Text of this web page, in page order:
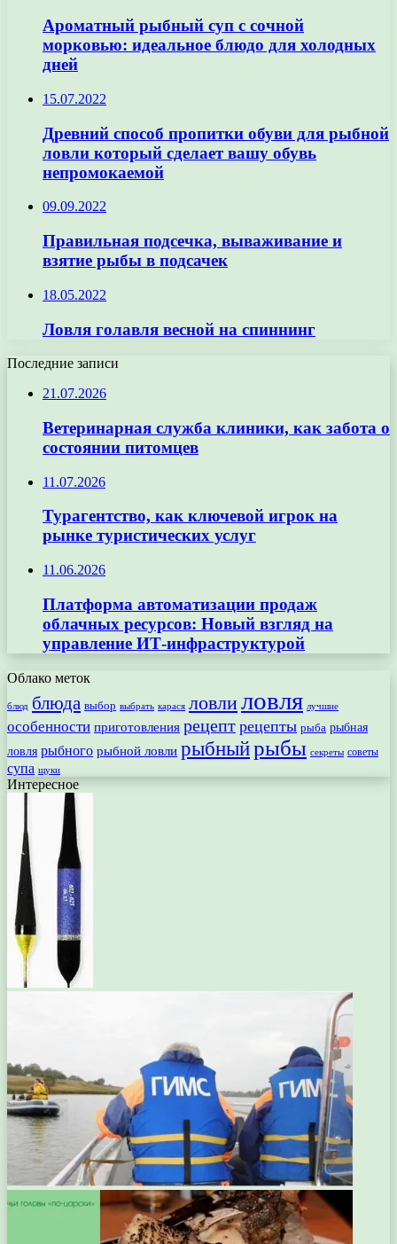
Ароматный рыбный суп с сочной
морковью: идеальное блюдо для холодных
дней
15.07.2022
Древний способ пропитки обуви для рыбной
ловли который сделает вашу обувь
непромокаемой
09.09.2022
Правильная подсечка, вываживание и
взятие рыбы в подсачек
18.05.2022
Ловля голавля весной на спиннинг
Последние записи
21.07.2026
Ветеринарная служба клиники, как забота о
состоянии питомцев
11.07.2026
Турагентство, как ключевой игрок на
рынке туристических услуг
11.06.2026
Платформа автоматизации продаж
облачных ресурсов: Новый взгляд на
управление ИТ-инфраструктурой
Облако меток
блюд блюда выбор выбрать карася ловлиловля лучшие
особенности приготовления рецепт рецепты рыба рыбная
ловля рыбного рыбной ловли рыбныйрыбы секреты советы
супа щуки
Интересное